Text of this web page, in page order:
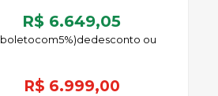
R$ 6.649,05
de
5%)
boleto
R$ 6.999,00